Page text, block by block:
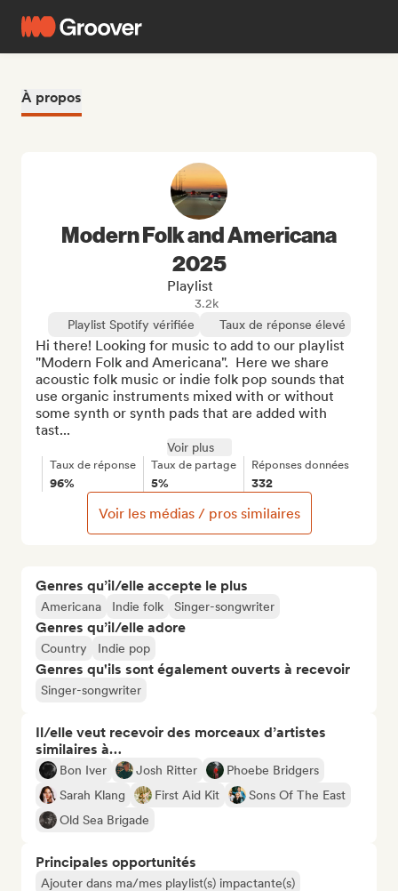
À propos
Genres qu’il/elle accepte le plus
Americana Indie folk Singer-songwriter
Genres qu’il/elle adore
Country Indie pop
Genres qu'ils sont également ouverts à recevoir
Singer-songwriter
Il/elle veut recevoir des morceaux d’artistes
similaires à…
Bon Iver Josh Ritter
Phoebe Bridgers
Sarah Klang
First Aid Kit
Sons Of The East
Old Sea Brigade
Principales opportunités
Ajouter dans ma/mes playlist(s) impactante(s)
Modern Folk and Americana
2025
Playlist
3.2k
Playlist Spotify vérifiée
Taux de réponse élevé
Hi there! Looking for music to add to our playlist
"Modern Folk and Americana".  Here we share
acoustic folk music or indie folk pop sounds that
use organic instruments mixed with or without
some synth or synth pads that are added with
tast...
Voir plus
Taux de réponse
96%
Taux de partage
5%
Réponses données
332
Voir les médias / pros similaires